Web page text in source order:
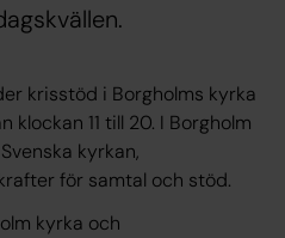
krisstöd i Borgholms kyrka
klockan 11 till 20. I Borgholm
kyrkan,
för samtal och stöd.
kyrka och